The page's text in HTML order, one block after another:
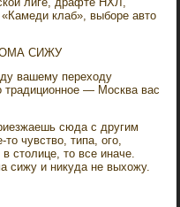
клаб», выборе авто
СИЖУ
вашему переходу
— Москва вас
сюда с другим
чувство, типа, ого,
столице, то все иначе.
сижу и никуда не выхожу.